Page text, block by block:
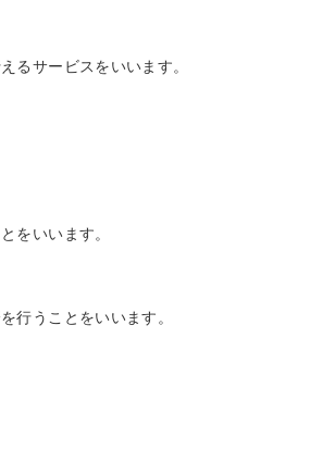
るサービスをいいます。
をいいます。
行うことをいいます。